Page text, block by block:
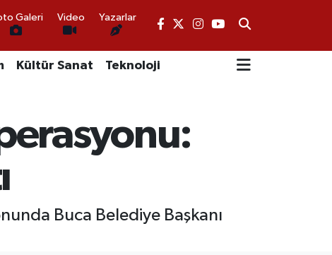
Galeri Video Yazarlar
Kültür Sanat Teknoloji
Buca Belediye Başkanı